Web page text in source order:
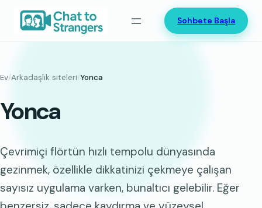
İçeriğe
Sohbete Başla
Ev/Arkadaşlık siteleri/Yonca
Yonca
Çevrimiçi flörtün hızlı tempolu dünyasında
gezinmek, özellikle dikkatinizi çekmeye çalışan
sayısız uygulama varken, bunaltıcı gelebilir. Eğer